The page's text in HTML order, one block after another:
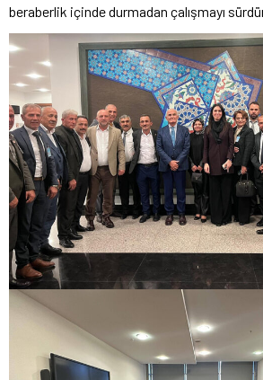
beraberlik içinde durmadan çalışmayı